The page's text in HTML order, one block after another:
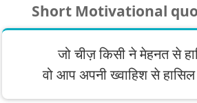
Short Motivational
जो चीज़ किसी ने मेहनत से
वो आप अपनी ख्वाहिश से